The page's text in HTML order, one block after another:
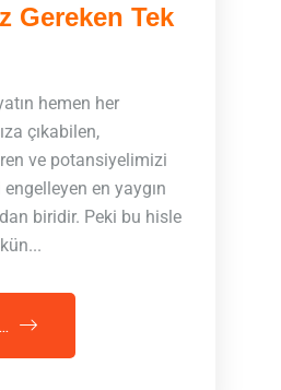
Gereken Tek
hemen her
çıkabilen,
ve potansiyelimizi
en yaygın
biridir. Peki bu hisle